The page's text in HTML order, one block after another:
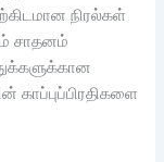
நிரல்கள்
சாதனம்